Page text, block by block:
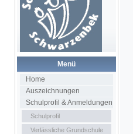
Menü
Home
Auszeichnungen
Schulprofil & Anmeldungen
Schulprofil
Verlässliche Grundschule